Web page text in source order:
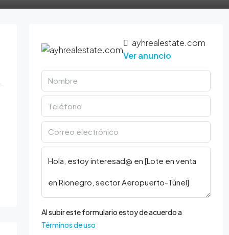
ayhrealestate.com
Ver anuncio
Al subir este formulario estoy de acuerdo a
Términos de uso